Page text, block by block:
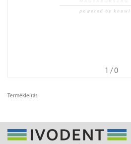
1 / 0
Termékleírás: